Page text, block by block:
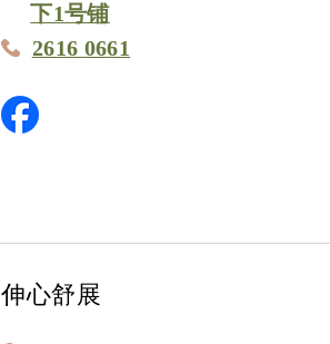
下1号铺
2616 0661
伸心舒展